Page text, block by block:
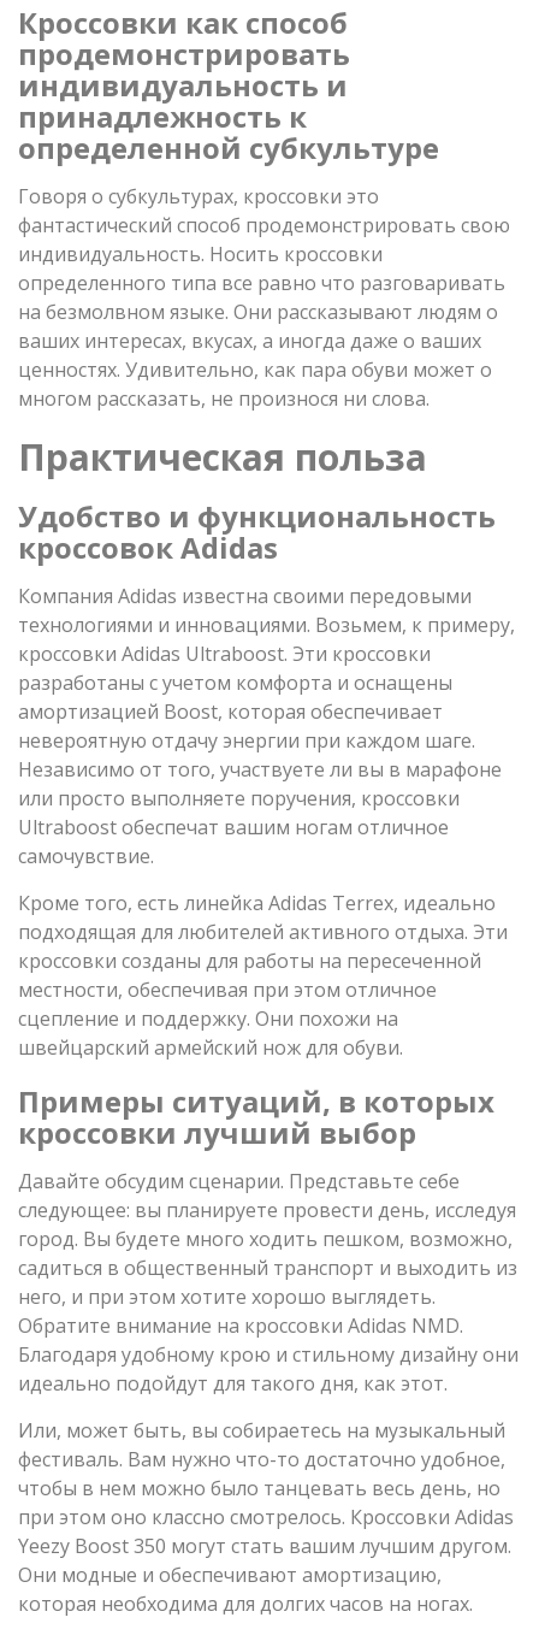
Кроссовки как способ
продемонстрировать
индивидуальность и
принадлежность к
определенной субкультуре
Говоря о субкультурах, кроссовки это
фантастический способ продемонстрировать свою
индивидуальность. Носить кроссовки
определенного типа все равно что разговаривать
на безмолвном языке. Они рассказывают людям о
ваших интересах, вкусах, а иногда даже о ваших
ценностях. Удивительно, как пара обуви может о
многом рассказать, не произнося ни слова.
Практическая польза
Удобство и функциональность
кроссовок Adidas
Компания Adidas известна своими передовыми
технологиями и инновациями. Возьмем, к примеру,
кроссовки Adidas Ultraboost. Эти кроссовки
разработаны с учетом комфорта и оснащены
амортизацией Boost, которая обеспечивает
невероятную отдачу энергии при каждом шаге.
Независимо от того, участвуете ли вы в марафоне
или просто выполняете поручения, кроссовки
Ultraboost обеспечат вашим ногам отличное
самочувствие.
Кроме того, есть линейка Adidas Terrex, идеально
подходящая для любителей активного отдыха. Эти
кроссовки созданы для работы на пересеченной
местности, обеспечивая при этом отличное
сцепление и поддержку. Они похожи на
швейцарский армейский нож для обуви.
Примеры ситуаций, в которых
кроссовки лучший выбор
Давайте обсудим сценарии. Представьте себе
следующее: вы планируете провести день, исследуя
город. Вы будете много ходить пешком, возможно,
садиться в общественный транспорт и выходить из
него, и при этом хотите хорошо выглядеть.
Обратите внимание на кроссовки Adidas NMD.
Благодаря удобному крою и стильному дизайну они
идеально подойдут для такого дня, как этот.
Или, может быть, вы собираетесь на музыкальный
фестиваль. Вам нужно что-то достаточно удобное,
чтобы в нем можно было танцевать весь день, но
при этом оно классно смотрелось. Кроссовки Adidas
Yeezy Boost 350 могут стать вашим лучшим другом.
Они модные и обеспечивают амортизацию,
которая необходима для долгих часов на ногах.